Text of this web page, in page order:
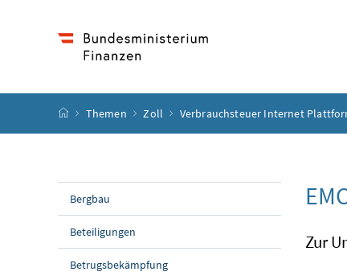
Startseite
Themen Zoll Verbrauchsteuer Internet
Bergbau
Beteiligungen
Betrugsbekämpfung
Zur